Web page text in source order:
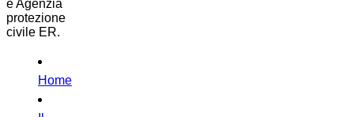
e Agenzia
protezione
civile ER.
Home